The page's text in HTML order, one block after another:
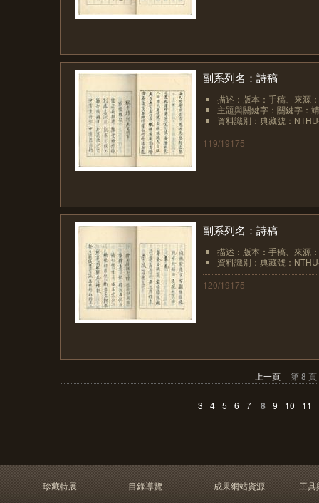
副系列名：詩稿
描述：版本：手稿、來源
主題與關鍵字：關鍵字：
資料識別：典藏號：
119/19175
副系列名：詩稿
描述：版本：手稿、來源
資料識別：典藏號：
120/19175
上一頁 第 8 頁
3 4 5 6 7 8 9 10 11
珍藏特展
目錄導覽
成果網站資源
工具